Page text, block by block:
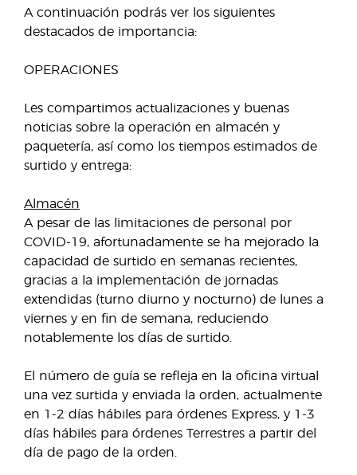
A continuación podrás ver los siguientes
destacados de importancia:
OPERACIONES
Les compartimos actualizaciones y buenas
noticias sobre la operación en almacén y
paquetería, así como los tiempos estimados de
surtido y entrega:
Almacén
A pesar de las limitaciones de personal por
COVID-19, afortunadamente se ha mejorado la
capacidad de surtido en semanas recientes,
gracias a la implementación de jornadas
extendidas (turno diurno y nocturno) de lunes a
viernes y en fin de semana, reduciendo
notablemente los días de surtido.
El número de guía se refleja en la oficina virtual
una vez surtida y enviada la orden, actualmente
en 1-2 días hábiles para órdenes Express, y 1-3
días hábiles para órdenes Terrestres a partir del
día de pago de la orden.